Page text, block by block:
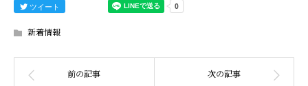
ツイート
新着情報